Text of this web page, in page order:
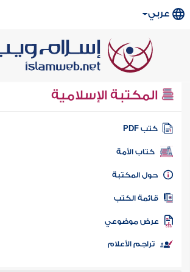
عربي
المكتبة الإسلامية
كتب PDF
كتاب الأمة
المكتبة
الكتب
موضوعي